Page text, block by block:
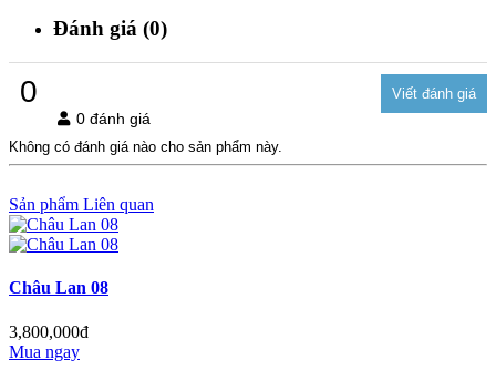
Đánh giá (0)
0
0 đánh giá
Không có đánh giá nào cho sản phẩm này.
Sản phẩm Liên quan
Châu Lan 08
3,800,000đ
Mua ngay